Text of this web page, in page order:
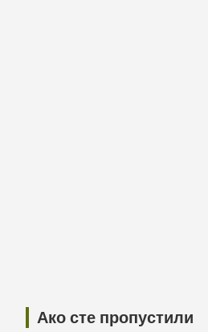
Ако сте пропустили